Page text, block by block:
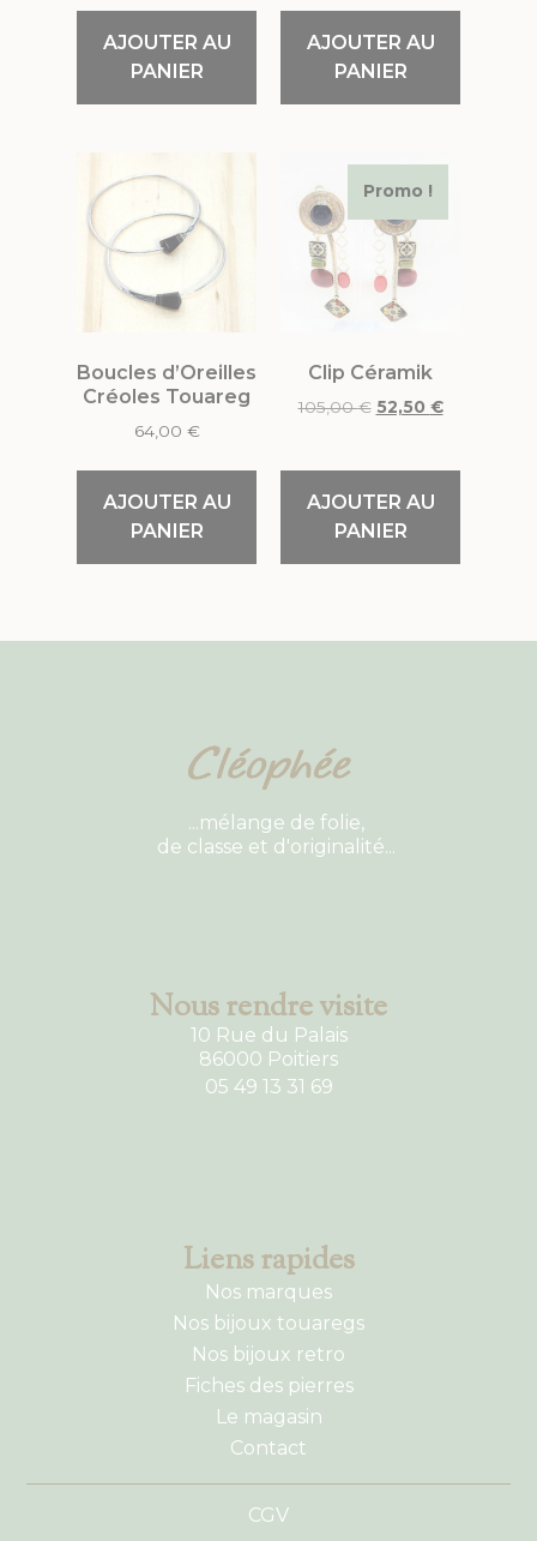
AJOUTER AU
PANIER
AJOUTER AU
PANIER
Boucles d’Oreilles
Créoles Touareg
64,00 €
AJOUTER AU
PANIER
Promo !
Clip Céramik
105,00€ 52,50 €
AJOUTER AU
PANIER
...mélange de folie,
de classe et d'originalité...
Nous rendre visite
10 Rue du Palais
86000 Poitiers
05 49 13 31 69
Liens rapides
Nos marques
Nos bijoux touaregs
Nos bijoux retro
Fiches des pierres
Le magasin
Contact
CGV